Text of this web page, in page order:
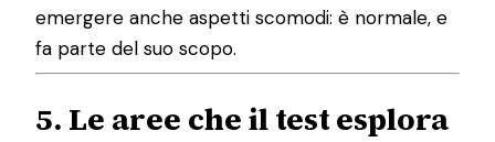
emergere anche aspetti scomodi: è normale, e
fa parte del suo scopo.
5. Le aree che il test esplora